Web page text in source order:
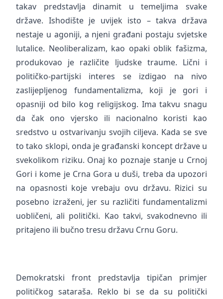
takav predstavlja dinamit u temeljima svake
države. Ishodište je uvijek isto – takva država
nestaje u agoniji, a njeni građani postaju svjetske
lutalice. Neoliberalizam, kao opaki oblik fašizma,
produkovao je različite ljudske traume. Lični i
političko-partijski interes se izdigao na nivo
zaslijepljenog fundamentalizma, koji je gori i
opasniji od bilo kog religijskog. Ima takvu snagu
da čak ono vjersko ili nacionalno koristi kao
sredstvo u ostvarivanju svojih ciljeva. Kada se sve
to tako sklopi, onda je građanski koncept države u
svekolikom riziku. Onaj ko poznaje stanje u Crnoj
Gori i kome je Crna Gora u duši, treba da upozori
na opasnosti koje vrebaju ovu državu. Rizici su
posebno izraženi, jer su različiti fundamentalizmi
uobličeni, ali politički. Kao takvi, svakodnevno ili
pritajeno ili bučno tresu državu Crnu Goru.
Demokratski front predstavlja tipičan primjer
političkog sataraša. Reklo bi se da su politički